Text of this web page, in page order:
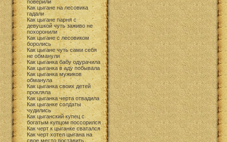
поверили
Как цыгане на лесовика
гадали
Как цыгане парня с
девушкой чуть заживо не
похоронили
Как цыгане с лесовиком
боролись
Как цыгане чуть сами себя
не обманули
Как цыганка бабу одурачила
Как цыганка в аду побывала
Как цыганка мужиков
обманула
Как цыганка своих детей
прокляла
Как цыганка черта отвадила
Как цыганке солдаты
чудились
Как цыганский купец с
богатым купцом поссорился
Как черт к цыганке сватался
Как черт хотел цыгана на
свое место поставить